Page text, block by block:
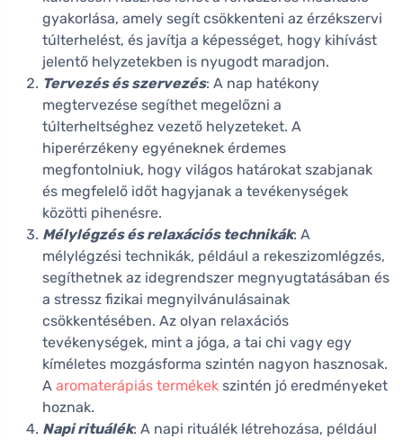
gyakorlása, amely segít csökkenteni az érzékszervi
túlterhelést, és javítja a képességet, hogy kihívást
jelentő helyzetekben is nyugodt maradjon.
Tervezés és szervezés: A nap hatékony
megtervezése segíthet megelőzni a
túlterheltséghez vezető helyzeteket. A
hiperérzékeny egyéneknek érdemes
megfontolniuk, hogy világos határokat szabjanak
és megfelelő időt hagyjanak a tevékenységek
közötti pihenésre.
Mélylégzés és relaxációs technikák: A
mélylégzési technikák, például a rekeszizomlégzés,
segíthetnek az idegrendszer megnyugtatásában és
a stressz fizikai megnyilvánulásainak
csökkentésében. Az olyan relaxációs
tevékenységek, mint a jóga, a tai chi vagy egy
kíméletes mozgásforma szintén nagyon hasznosak.
A aromaterápiás termékek szintén jó eredményeket
hoznak.
Napi rituálék: A napi rituálék létrehozása, például